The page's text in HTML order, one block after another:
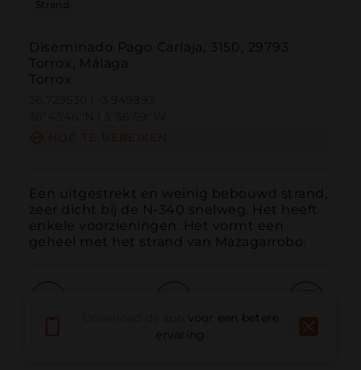
Strand
Diseminado Pago Carlaja, 3150, 29793
Torrox, Málaga
Torrox
Een uitgestrekt en weinig bebouwd strand,
zeer dicht bij de N-340 snelweg. Het heeft
enkele voorzieningen. Het vormt een
geheel met het strand van Mazagarrobo.
E-mail
voor een betere
ervaring